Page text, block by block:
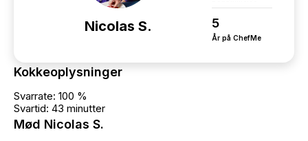
Nicolas S. 5
År på ChefMe
Kokkeoplysninger
Svarrate: 100 %
Svartid: 43 minutter
Mød Nicolas S.